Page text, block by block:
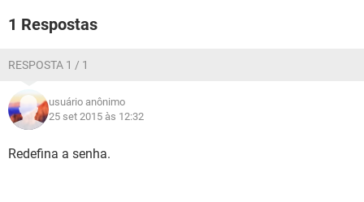
1 Respostas
RESPOSTA 1 / 1
usuário anônimo
25 set 2015 às 12:32
Redefina a senha.